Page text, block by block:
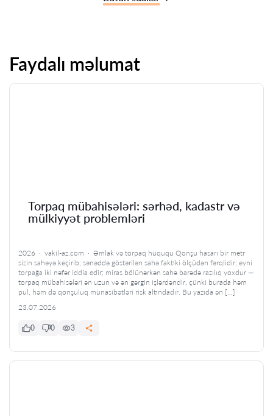
Faydalı məlumat
Torpaq mübahisələri: sərhəd, kadastr və
mülkiyyət problemləri
2026 · vakil-az.com · Əmlak və torpaq hüququ Qonşu hasarı bir metr
sizin sahəyə keçirib; sənəddə göstərilən sahə faktiki ölçüdən fərqlidir; eyni
torpağa iki nəfər iddia edir; miras bölünərkən sahə barədə razılıq yoxdur —
torpaq mübahisələri ən uzun və ən gərgin işlərdəndir, çünki burada həm
pul, həm də qonşuluq münasibətləri risk altındadır. Bu yazıda ən […]
23.07.2026
0 0 3